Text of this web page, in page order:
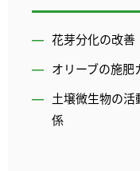
花芽分化の改善
オリーブの施肥
土壌微生物の
係